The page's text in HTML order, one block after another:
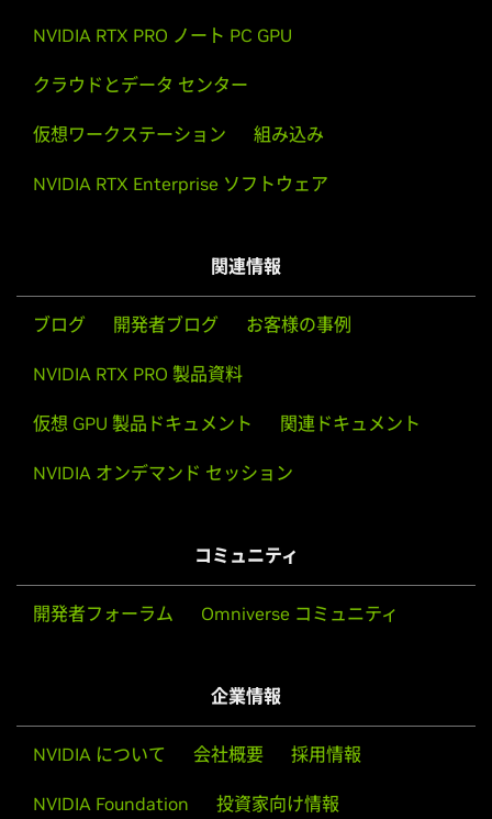
NVIDIA RTX PRO ノート PC GPU
クラウドとデータ センター
仮想ワークステーション 組み込み
NVIDIA RTX Enterprise ソフトウェア
関連情報
ブログ 開発者ブログ お客様の事例
NVIDIA RTX PRO 製品資料
仮想 GPU 製品ドキュメント 関連ドキュメント
NVIDIA オンデマンド セッション
コミュニティ
開発者フォーラム Omniverse コミュニティ
企業情報
NVIDIA について 会社概要 採用情報
NVIDIA Foundation 投資家向け情報